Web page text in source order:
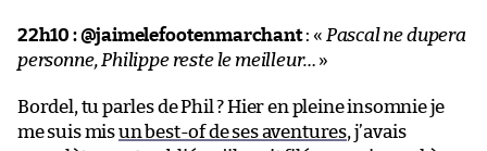
22h10 :@jaimelefootenmarchant: « Pascal ne dupera
personne, Philippe reste le meilleur… »
Bordel, tu parles de Phil ? Hier en pleine insomnie je
me suis misun best-of de ses aventures, j’avais